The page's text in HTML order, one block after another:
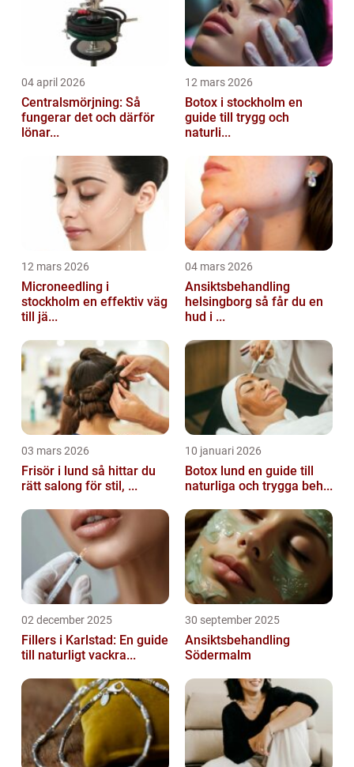
04 april 2026
Centralsmörjning: Så
fungerar det och därför
lönar...
12 mars 2026
Botox i stockholm en
guide till trygg och
naturli...
12 mars 2026
Microneedling i
stockholm en effektiv väg
till jä...
04 mars 2026
Ansiktsbehandling
helsingborg så får du en
hud i ...
03 mars 2026
Frisör i lund så hittar du
rätt salong för stil, ...
10 januari 2026
Botox lund en guide till
naturliga och trygga beh...
02 december 2025
Fillers i Karlstad: En guide
till naturligt vackra...
30 september 2025
Ansiktsbehandling
Södermalm